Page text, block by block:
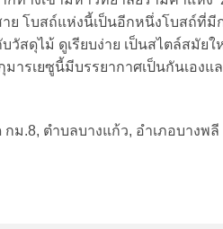
โบสถ์แห่งนี้เป็นอีกหนึ่งโบสถ์ที่มี
สดุไม้ ดูเรียบง่าย เป็นสไตล์สมัย
เยซูนี้มีบรรยากาศเป็นกันเองแล
.8, ตำบลบางแก้ว, อำเภอบางพ